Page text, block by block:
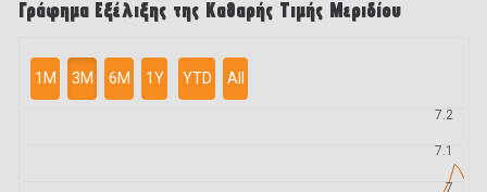
Γράφημα Εξέλιξης της Καθαρής Τιμής Μεριδίου
1M 3M 6M 1Y YTD All
7
7.1
7.2